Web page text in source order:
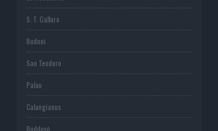
S. T. Gallura
Budoni
San Teodoro
Palau
Calangianus
Buddusò